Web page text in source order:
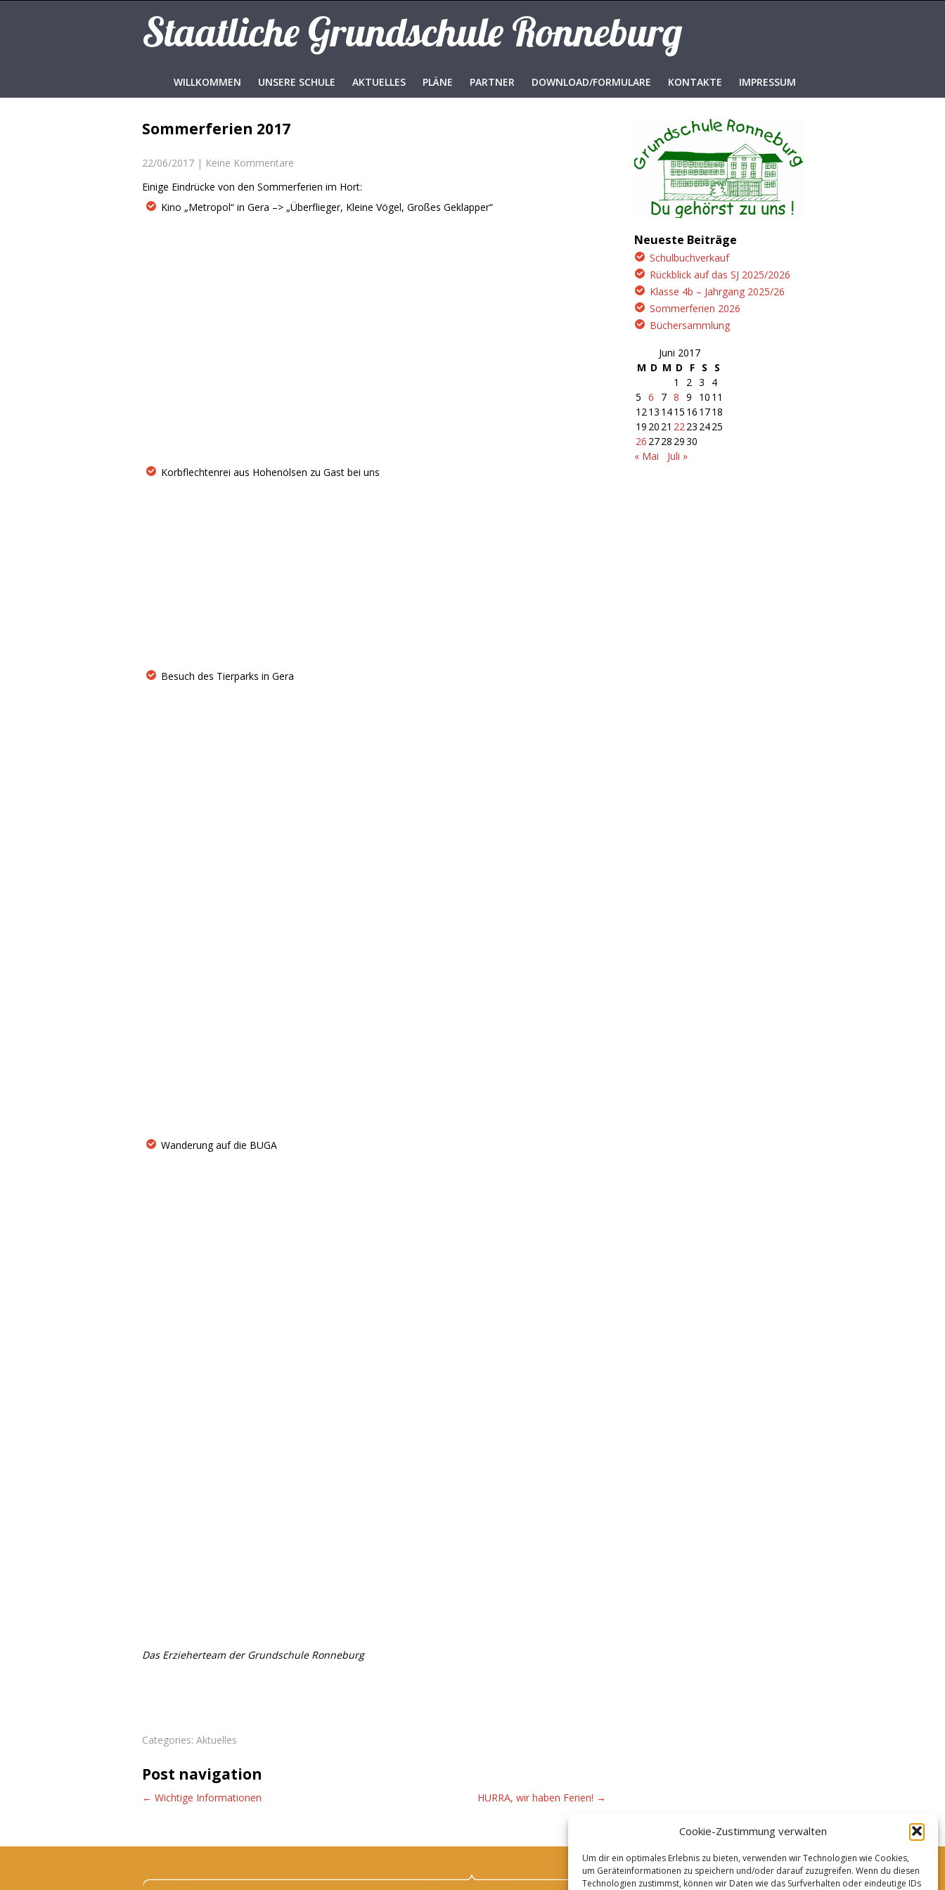
Cookie-Zustimmung verwalten
Um dir ein optimales Erlebnis zu bieten, verwenden wir Technologien wie Cookies,
um Geräteinformationen zu speichern und/oder darauf zuzugreifen. Wenn du diesen
Technologien zustimmst, können wir Daten wie das Surfverhalten oder eindeutige IDs
Staatliche Grundschule Ronneburg
WILLKOMMEN UNSERE SCHULE AKTUELLES PLÄNE PARTNER DOWNLOAD/FORMULARE KONTAKTE IMPRESSUM
Sommerferien 2017
22/06/2017 | Keine Kommentare
Einige Eindrücke von den Sommerferien im Hort:
Kino „Metropol“ in Gera –> „Überflieger, Kleine Vögel, Großes Geklapper“
Korbflechtenrei aus Hohenölsen zu Gast bei uns
Besuch des Tierparks in Gera
Wanderung auf die BUGA
Das Erzieherteam der Grundschule Ronneburg
Categories: Aktuelles
Post navigation
← Wichtige Informationen HURRA, wir haben Ferien! →
Neueste Beiträge
Schulbuchverkauf
Rückblick auf das SJ 2025/2026
Klasse 4b – Jahrgang 2025/26
Sommerferien 2026
Büchersammlung
Juni 2017
M D M D F S
S
1
2 3
4
5 6 7 8 9 10 11
1213 1415 16 1718
19 20 21 2223 2425
26 2728 2930
« Mai
Juli »